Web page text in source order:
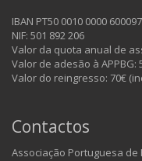
IBAN PT50 0010 0000
NIF: 501 892 206
Valor da quota anual de
Valor de adesão à
Valor do reingresso: 70€
Contactos
Associação Portuguesa